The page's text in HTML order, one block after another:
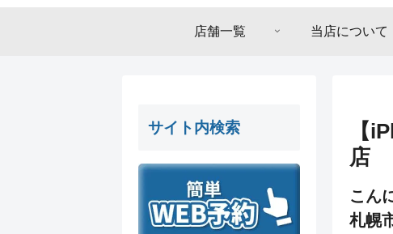
店舗一覧 当店について
【
店
こん
札幌
サイト内検索